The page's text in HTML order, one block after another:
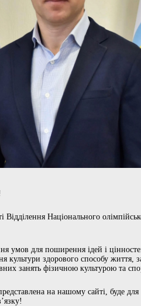
Відділення Національного
умов для поширення ідей і
культури здорового способу життя,
занять фізичною культурою та
на нашому сайті, буде